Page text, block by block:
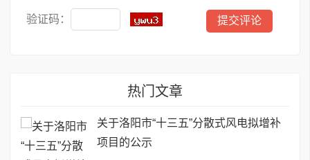
验证码：
热门文章
关于洛阳市“十三五”分散式风电拟增补
项目的公示